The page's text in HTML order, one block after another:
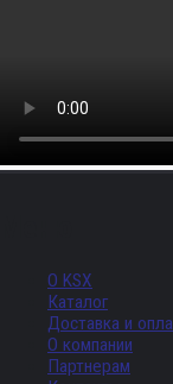
О KSX
Каталог
Доставка и
О компании
Партнерам